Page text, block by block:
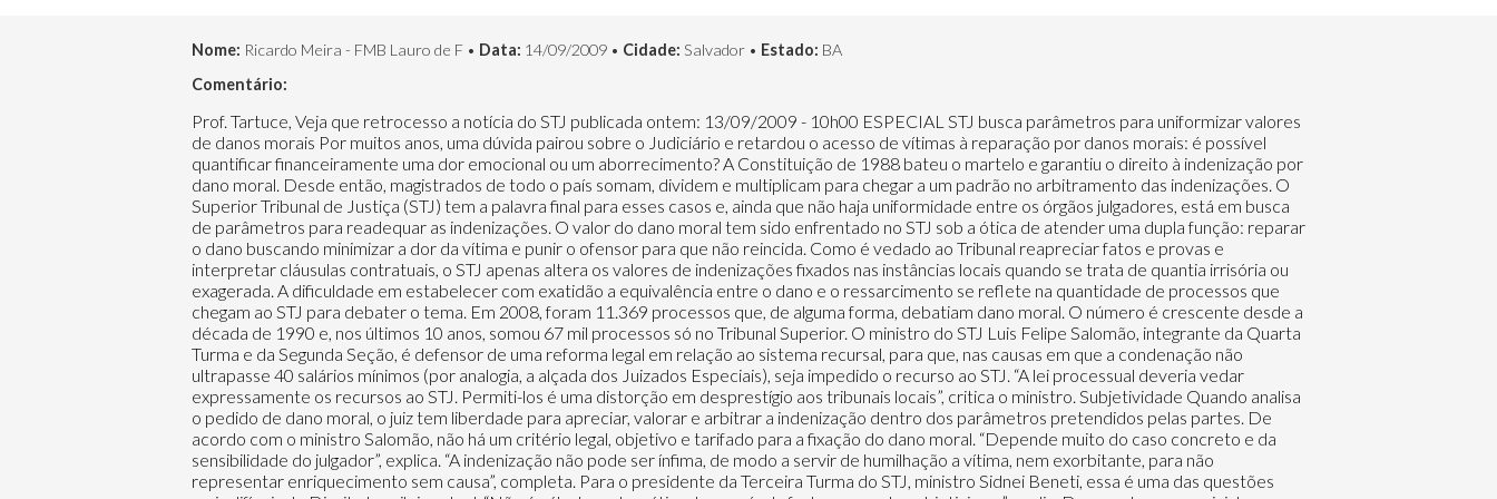
Nome: Ricardo Meira - FMB Lauro de F • Data: 14/09/2009 • Cidade: Salvador • Estado: BA
Comentário:
Prof. Tartuce, Veja que retrocesso a notícia do STJ publicada ontem: 13/09/2009 - 10h00 ESPECIAL STJ busca parâmetros para uniformizar valores de danos morais Por muitos anos, uma dúvida pairou sobre o Judiciário e retardou o acesso de vítimas à reparação por danos morais: é possível quantificar financeiramente uma dor emocional ou um aborrecimento? A Constituição de 1988 bateu o martelo e garantiu o direito à indenização por dano moral. Desde então, magistrados de todo o país somam, dividem e multiplicam para chegar a um padrão no arbitramento das indenizações. O Superior Tribunal de Justiça (STJ) tem a palavra final para esses casos e, ainda que não haja uniformidade entre os órgãos julgadores, está em busca de parâmetros para readequar as indenizações. O valor do dano moral tem sido enfrentado no STJ sob a ótica de atender uma dupla função: reparar o dano buscando minimizar a dor da vítima e punir o ofensor para que não reincida. Como é vedado ao Tribunal reapreciar fatos e provas e interpretar cláusulas contratuais, o STJ apenas altera os valores de indenizações fixados nas instâncias locais quando se trata de quantia irrisória ou exagerada. A dificuldade em estabelecer com exatidão a equivalência entre o dano e o ressarcimento se reflete na quantidade de processos que chegam ao STJ para debater o tema. Em 2008, foram 11.369 processos que, de alguma forma, debatiam dano moral. O número é crescente desde a década de 1990 e, nos últimos 10 anos, somou 67 mil processos só no Tribunal Superior. O ministro do STJ Luis Felipe Salomão, integrante da Quarta Turma e da Segunda Seção, é defensor de uma reforma legal em relação ao sistema recursal, para que, nas causas em que a condenação não ultrapasse 40 salários mínimos (por analogia, a alçada dos Juizados Especiais), seja impedido o recurso ao STJ. “A lei processual deveria vedar expressamente os recursos ao STJ. Permiti-los é uma distorção em desprestígio aos tribunais locais”, critica o ministro. Subjetividade Quando analisa o pedido de dano moral, o juiz tem liberdade para apreciar, valorar e arbitrar a indenização dentro dos parâmetros pretendidos pelas partes. De acordo com o ministro Salomão, não há um critério legal, objetivo e tarifado para a fixação do dano moral. “Depende muito do caso concreto e da sensibilidade do julgador”, explica. “A indenização não pode ser ínfima, de modo a servir de humilhação a vítima, nem exorbitante, para não representar enriquecimento sem causa”, completa. Para o presidente da Terceira Turma do STJ, ministro Sidnei Beneti, essa é uma das questões mais difíceis do Direito brasileiro atual. “Não é cálculo matemático. Impossível afastar um certo subjetivismo”, avalia. De acordo com o ministro Beneti, nos casos mais freqüentes, considera-se, quanto à vítima, o tipo de ocorrência (morte, lesão física, deformidade), o padecimento para a própria pessoa e familiares, circunstâncias de fato, como a divulgação maior ou menor e consequências psicológicas duráveis para a vítima. Quanto ao ofensor, considera-se a gravidade de sua conduta ofensiva, a desconsideração de sentimentos humanos no agir, suas forças econômicas e a necessidade de maior ou menor valor, para que o valor seja um desestímulo efetivo para a não reiteração. Tantos fatores para análise resultam em disparidades entre os tribunais na fixação do dano moral. É o que se chama de “jurisprudência lotérica”. O ministro Salomão explica: para um mesmo fato que afeta inúmeras vítimas, uma Câmara do Tribunal fixa um determinado valor de indenização e outra Turma julgadora arbitra, em situação envolvendo partes com situações bem assemelhadas, valor diferente. “Esse é um fator muito ruim para a credibilidade da Justiça, conspirando para a insegurança jurídica”, analisa o ministro do STJ. “A indenização não representa um bilhete premiado”, diz. Estes são alguns exemplos recentes de como os danos vêm sendo quantificados no STJ. Morte dentro de escola = 500 salários Quando a ação por dano moral é movida contra um ente público (por exemplo, a União e os estados), cabe às turmas de Direito Público do STJ o julgamento do recurso. Seguindo o entendimento da Segunda Seção, a Segunda Turma vem fixando o valor de indenizações no limite de 300 salários mínimos. Foi o que ocorreu no julgamento do Resp 860705, relatado pela ministra Eliana Calmon. O recurso era dos pais que, entre outros pontos, tentavam aumentar o dano moral de R$ 15 mil para 500 salários mínimos em razão da morte do filho ocorrida dentro da escola, por um disparo de arma. A Segunda Turma fixou o dano, a ser ressarcido pelo Distrito Federal, seguindo o teto padronizado pelos ministros. O patamar, no entanto, pode variar de acordo com o dano sofrido. Em 2007, o ministro Castro Meira levou para análise, também na Segunda Turma, um recurso do Estado do Amazonas, que havia sido condenado ao pagamento de R$ 350 mil à família de uma menina morta por um policial militar em serviço. Em primeira instância, a indenização havia sido fixada em cerca de 1.600 salários mínimos, mas o tribunal local reduziu o valor, destinando R$ 100 mil para cada um dos pais e R$ 50 mil para cada um dos três irmãos. O STJ manteve o valor, já que, devido às circunstâncias do caso e à ofensa sofrida pela família, não considerou o valor exorbitante nem desproporcional (REsp 932001). Paraplegia = 600 salários A subjetividade no momento da fixação do dano moral resulta em disparidades gritantes entre os diversos Tribunais do país. Num recurso analisado pela Segunda Turma do STJ em 2004, a Procuradoria do Estado do Rio Grande do Sul apresentou exemplos de julgados pelo país para corroborar sua tese de redução da indenização a que havia sido condenada. Feito refém durante um motim, o diretor-geral do hospital penitenciário do Presídio Central de Porto Alegre acabou paraplégico em razão de ferimentos. Processou o estado e, em primeiro grau, o dano moral foi arbitrado em R$ 700 mil. O Tribunal estadual gaúcho considerou suficiente a indenização equivalente a 1.300 salários mínimos. Ocorre que, em caso semelhante (paraplegia), o Tribunal de Justiça de Minas Gerais fixou em 100 salários mínimos o dano moral. Daí o recurso ao STJ. A Segunda Turma reduziu o dano moral devido à vítima do motim para 600 salários mínimos (Resp 604801), mas a relatora do recurso, ministra Eliana Calmon, destacou dificuldade em chegar a uma uniformização, já que há múltiplas especificidades a serem analisadas, de acordo com os fatos e as circunstâncias de cada caso. Morte de filho no parto = 250 salários Passado o choque pela tragédia, é natural que as vítimas pensem no ressarcimento pelos danos e busquem isso judicialmente. Em 2002, a Terceira Turma fixou em 250 salários mínimos a indenização devida aos pais de um bebê de São Paulo morto por negligência dos responsáveis do berçário (Ag 437968). Caso semelhante foi analisado pela Segunda Turma neste ano. Por falta do correto atendimento durante e após o parto, a criança ficou com sequelas cerebrais permanentes. Nesta hipótese, a relatora, ministra Eliana Calmon, decidiu por uma indenização maior, tendo em vista o prolongamento do sofrimento. “A morte do filho no parto, por negligência médica, embora ocasione dor indescritível aos genitores, é evidentemente menor do que o sofrimento diário dos pais que terão de cuidar, diuturnamente, do filho inválido, portador de deficiência mental irreversível, que jamais será independente ou terá a vida sonhada por aqueles que lhe deram a existência”, afirmou a ministra em seu voto. A indenização foi fixada em 500 salários mínimos (Resp 1024693) Fofoca social = 30 mil reais O STJ reconheceu a necessidade de reparação a uma mulher que teve sua foto ao lado de um noivo publicada em jornal do Rio Grande do Norte, noticiando que se casariam. Na verdade, não era ela a noiva, pelo contrário, ele se casaria com outra pessoa. Em primeiro grau, a indenização foi fixada em R$ 30 mil, mas o Tribunal de Justiça potiguar entendeu que não existiria dano a ser ressarcido, já que uma correção teria sido publicada posteriormente. No STJ, a condenação foi restabelecida (Resp 1053534). Protesto indevido = 20 mil reais Um cidadão alagoano viu uma indenização de R$ 133 mil minguar para R$ 20 mil quando o caso chegou ao STJ. Sem nunca ter sido correntista do banco que emitiu o cheque, houve protesto do título devolvido por parte da empresa que o recebeu. Banco e empresa foram condenados a pagar cem vezes o valor do cheque (R$ 1.333). Houve recurso e a Terceira Turma reduziu a indenização. O relator, ministro Sidnei Beneti, levou em consideração que a fraude foi praticada por terceiros e que não houve demonstração de abalo ao crédito do cidadão (Resp 792051). Alarme antifurto = 7 mil reais O que pode ser interpretado como um mero equívoco ou dissabor por alguns consumidores, para outros é razão de processo judicial. O STJ tem jurisprudência no sentido de que não gera dano moral a simples interrupção indevida da prestação do serviço telefônico (Resp 846273). Já noutro caso, no ano passado, a Terceira Turma manteve uma condenação no valor de R$ 7 mil por danos morais devido a um consumidor do Rio de Janeiro que sofreu constrangimento e humilhação por ter de retornar à loja para ser revistado. O alarme antifurto disparou indevidamente. Para a relatora do recurso, ministra Nancy Andrighi, foi razoável o patamar estabelecido pelo Tribunal local (Resp 1042208). Ela destacou que o valor seria, inclusive, menor do que noutros casos semelhantes que chegaram ao STJ. Em 2002, houve um precedente da Quarta Turma que fixou em R$ 15 mil indenização para caso idêntico (Resp 327679). Evento 2º grau STJ Processo Recusa em cobrir tratamento médico-hopsitalar (sem dano à saúde) R$ 5 mil R$ 20 mil Resp 986947 Recusa em fornecer medicamento (sem dano à saúde) R$ 100 mil 10 SM Resp 801181 Cancelamento injustificado d